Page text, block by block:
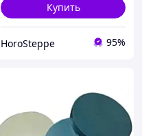
Купить
HoroSteppe 95%